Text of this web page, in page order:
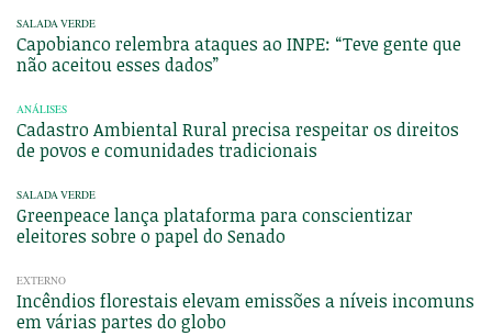
SALADA VERDE
Capobianco relembra ataques ao INPE: “Teve gente que
não aceitou esses dados”
ANÁLISES
Cadastro Ambiental Rural precisa respeitar os direitos
de povos e comunidades tradicionais
SALADA VERDE
Greenpeace lança plataforma para conscientizar
eleitores sobre o papel do Senado
EXTERNO
Incêndios florestais elevam emissões a níveis incomuns
em várias partes do globo